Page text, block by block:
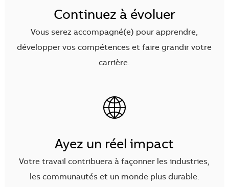
Continuez à évoluer
Vous serez accompagné(e) pour apprendre,
développer vos compétences et faire grandir votre
carrière.
Ayez un réel impact
Votre travail contribuera à façonner les industries,
les communautés et un monde plus durable.